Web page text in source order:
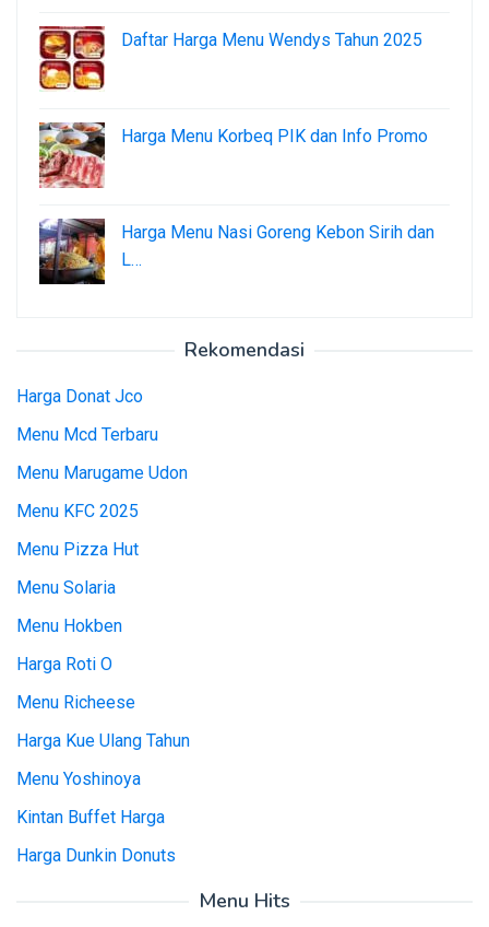
Daftar Harga Menu Wendys Tahun 2025
Harga Menu Korbeq PIK dan Info Promo
Harga Menu Nasi Goreng Kebon Sirih dan
L…
Rekomendasi
Harga Donat Jco
Menu Mcd Terbaru
Menu Marugame Udon
Menu KFC 2025
Menu Pizza Hut
Menu Solaria
Menu Hokben
Harga Roti O
Menu Richeese
Harga Kue Ulang Tahun
Menu Yoshinoya
Kintan Buffet Harga
Harga Dunkin Donuts
Menu Hits